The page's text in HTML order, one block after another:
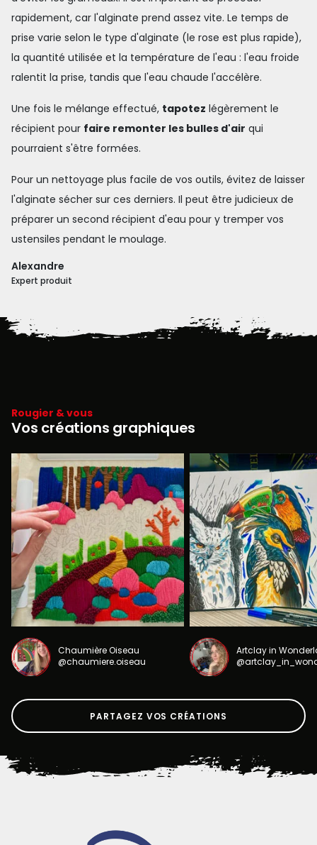
rapidement, car l'alginate prend assez vite. Le temps de
prise varie selon le type d'alginate (le rose est plus rapide),
la quantité utilisée et la température de l'eau : l'eau froide
ralentit la prise, tandis que l'eau chaude l'accélère.
Une fois le mélange effectué, tapotez légèrement le
récipient pour faire remonter les bulles d'air qui
pourraient s'être formées.
Pour un nettoyage plus facile de vos outils, évitez de laisser
l'alginate sécher sur ces derniers. Il peut être judicieux de
préparer un second récipient d'eau pour y tremper vos
ustensiles pendant le moulage.
Alexandre
Expert produit
Rougier & vous
Vos créations graphiques
Chaumière Oiseau
@chaumiere.oiseau
Artclay in
PARTAGEZ VOS CRÉATIONS